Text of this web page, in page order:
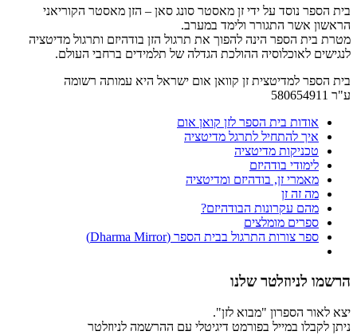
בית הספר נוסד על ידי זן מאסטר סונג סאן – הזן מאסטר הקוריאני
הראשון אשר התגורר ולימד במערב.
מטרת בית הספר הינה להפוך את תרגול הזן בודהיזם ותרגול מדיטציה
לנגישים לאוכלוסיה ההולכת הגדלה של תלמידים ברחבי העולם.
בית הספר למדיטצית זן קוואן אום ישראל היא עמותה רשומה
ע"ר 580654911
אודות בית הספר לזן קואן אום
איך להתחיל לתרגל מדיטציה
טכניקות מדיטציה
לימודי בודהיזם
מאמרי זן, בודהיזם ומדיטציה
מה זה זן
מהם עקרונות הבודהיזם?
ספרים מומלצים
ספר צורות התרגול בבית הספר (Dharma Mirror)
הרשמו לניוזלטר שלנו
יצא לאור הספרון "מבוא לזן".
ניתן לקבלו במייל בפורמט דיגיטלי עם ההרשמה לניוזלטר